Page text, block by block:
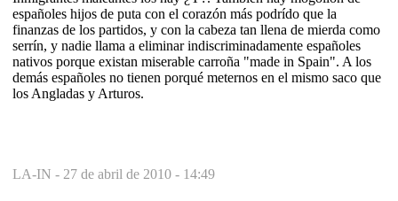
españoles hijos de puta con el corazón más podrído que la
finanzas de los partidos, y con la cabeza tan llena de mierda como
serrín, y nadie llama a eliminar indiscriminadamente españoles
nativos porque existan miserable carroña "made in Spain". A los
demás españoles no tienen porqué meternos en el mismo saco que
los Angladas y Arturos.
LA-IN - 27 de abril de 2010 - 14:49